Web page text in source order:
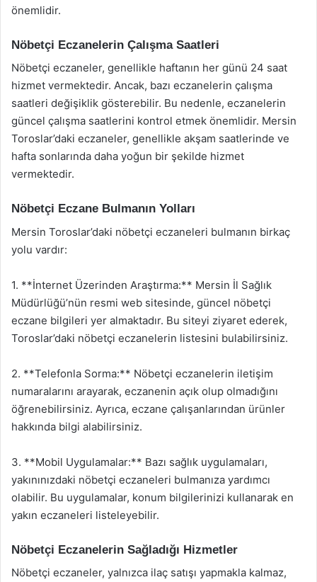
önemlidir.
Nöbetçi Eczanelerin Çalışma Saatleri
Nöbetçi eczaneler, genellikle haftanın her günü 24 saat
hizmet vermektedir. Ancak, bazı eczanelerin çalışma
saatleri değişiklik gösterebilir. Bu nedenle, eczanelerin
güncel çalışma saatlerini kontrol etmek önemlidir. Mersin
Toroslar’daki eczaneler, genellikle akşam saatlerinde ve
hafta sonlarında daha yoğun bir şekilde hizmet
vermektedir.
Nöbetçi Eczane Bulmanın Yolları
Mersin Toroslar’daki nöbetçi eczaneleri bulmanın birkaç
yolu vardır:
1. **İnternet Üzerinden Araştırma:** Mersin İl Sağlık
Müdürlüğü’nün resmi web sitesinde, güncel nöbetçi
eczane bilgileri yer almaktadır. Bu siteyi ziyaret ederek,
Toroslar’daki nöbetçi eczanelerin listesini bulabilirsiniz.
2. **Telefonla Sorma:** Nöbetçi eczanelerin iletişim
numaralarını arayarak, eczanenin açık olup olmadığını
öğrenebilirsiniz. Ayrıca, eczane çalışanlarından ürünler
hakkında bilgi alabilirsiniz.
3. **Mobil Uygulamalar:** Bazı sağlık uygulamaları,
yakınınızdaki nöbetçi eczaneleri bulmanıza yardımcı
olabilir. Bu uygulamalar, konum bilgilerinizi kullanarak en
yakın eczaneleri listeleyebilir.
Nöbetçi Eczanelerin Sağladığı Hizmetler
Nöbetçi eczaneler, yalnızca ilaç satışı yapmakla kalmaz,